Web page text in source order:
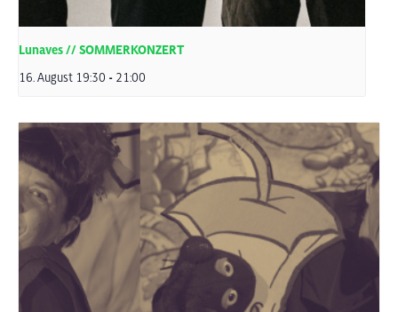
Lunaves // SOMMERKONZERT
16. August 19:30 - 21:00